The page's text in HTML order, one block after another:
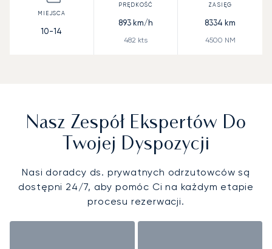
10-14
893km/h
482 kts
8334 km
4500 NM
Nasz Zespół Ekspertów Do
Twojej Dyspozycji
Nasi doradcy ds. prywatnych odrzutowców są
dostępni 24/7, aby pomóc Ci na każdym etapie
procesu rezerwacji.